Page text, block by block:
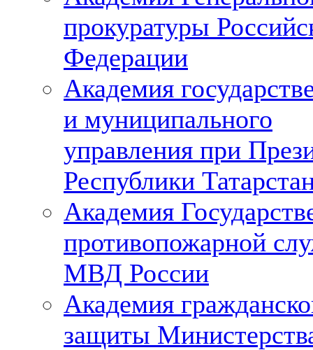
прокуратуры
Федерации
Академия
и муниципального
управления при
Республики
Академия
противопожарной
МВД России
Академия
защиты